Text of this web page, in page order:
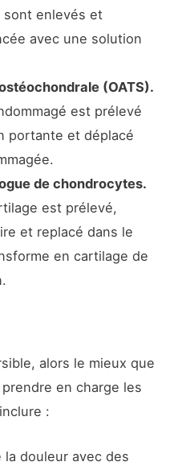
enlevés et
avec une solution
(OATS).
est prélevé
portante et déplacé
de chondrocytes.
est prélevé,
et replacé dans le
en cartilage de
alors le mieux que
prendre en charge les
:
douleur avec des